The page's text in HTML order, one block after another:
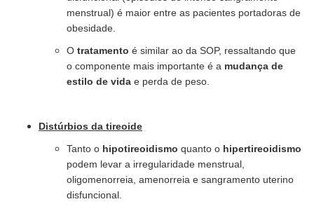
menstrual) é maior entre as pacientes portadoras de
obesidade.
O tratamento é similar ao da SOP, ressaltando que
o componente mais importante é a mudança de
estilo de vida e perda de peso.
Distúrbios da tireoide
Tanto o hipotireoidismo quanto o hipertireoidismo
podem levar a irregularidade menstrual,
oligomenorreia, amenorreia e sangramento uterino
disfuncional.